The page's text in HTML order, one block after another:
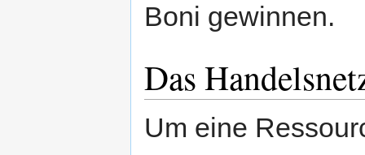
Boni gewinnen.
Das
Um eine